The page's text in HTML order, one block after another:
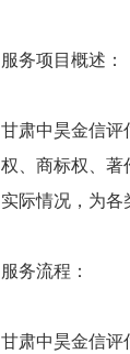
服务项目概述：
甘肃中昊金信评
权、商标权、著
实际情况，为各
服务流程：
甘肃中昊金信评